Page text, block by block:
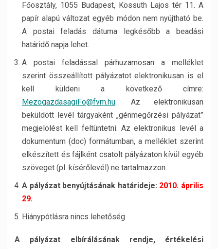
Főosztály, 1055 Budapest, Kossuth Lajos tér 11. A
papír alapú változat egyéb módon nem nyújtható be.
A postai feladás dátuma legkésőbb a beadási
határidő napja lehet.
A postai feladással párhuzamosan a melléklet
szerint összeállított pályázatot elektronikusan is el
kell küldeni a következő címre:
MezogazdasagiFo@fvm.hu. Az elektronikusan
beküldött levél tárgyaként „génmegőrzési pályázat”
megjelölést kell feltüntetni. Az elektronikus levél a
dokumentum (doc) formátumban, a melléklet szerint
elkészített és fájlként csatolt pályázaton kívül egyéb
szöveget (pl. kísérőlevél) ne tartalmazzon.
A pályázat benyújtásának határideje: 2010. április
29.
Hiánypótlásra nincs lehetőség
A pályázat elbírálásának rendje, értékelési